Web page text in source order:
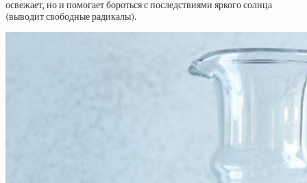
освежает, но и помогает бороться с последствиями яркого солнца
(выводит свободные радикалы).